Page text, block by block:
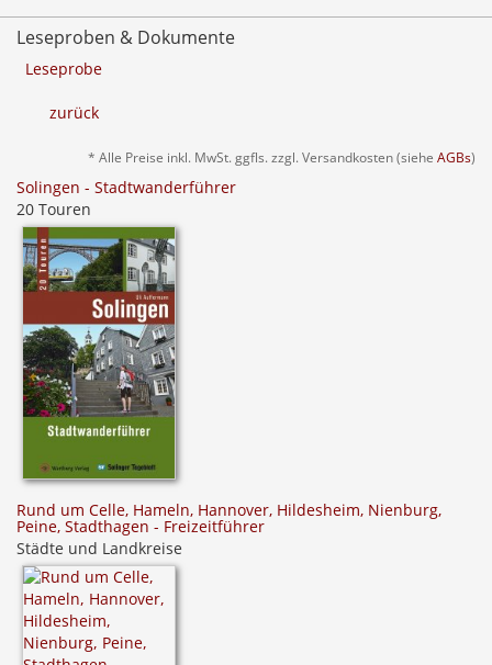
Leseproben & Dokumente
Leseprobe
zurück
* Alle Preise inkl. MwSt. ggfls. zzgl. Versandkosten (siehe AGBs)
Solingen - Stadtwanderführer
20 Touren
Rund um Celle, Hameln, Hannover, Hildesheim, Nienburg,
Peine, Stadthagen - Freizeitführer
Städte und Landkreise